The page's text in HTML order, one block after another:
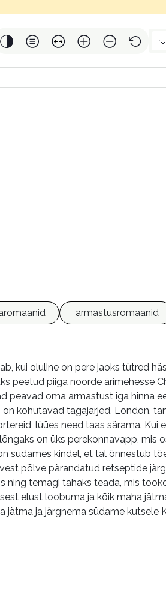
armastusromaanid
kui oluline on pere jaoks tütred
peetud piiga noorde ärimehesse
peavad oma armastust iga hinna
kohutavad tagajärjed. London,
lüües need taas särama. Kui
on üks perekonnavapp, mis
südames kindel, et tal õnnestub
põlve pärandatud retseptide
temagi tahaks teada, mis
elust loobuma ja kõik maha
ja järgnema südame kutsele